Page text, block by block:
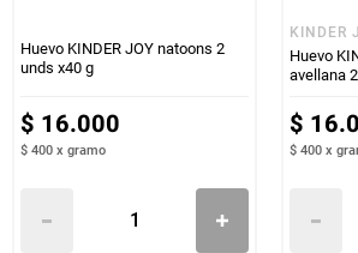
Huevo KINDER JOY natoons 2
unds x40 g
$ 16.000
$ 400 x gramo
KINDER
Huevo
avellana
$ 16.
$ 400 x